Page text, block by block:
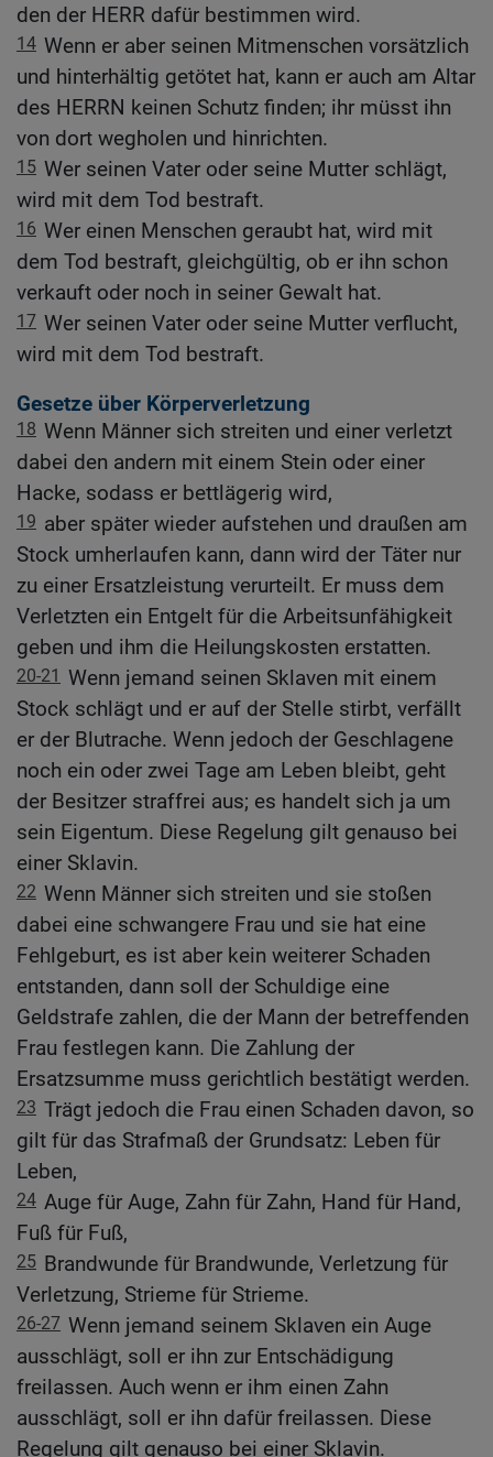
den der HERR dafür bestimmen wird.
14 Wenn er aber seinen Mitmenschen vorsätzlich
und hinterhältig getötet hat, kann er auch am Altar
des HERRN keinen Schutz finden; ihr müsst ihn
von dort wegholen und hinrichten.
15 Wer seinen Vater oder seine Mutter schlägt,
wird mit dem Tod bestraft.
16 Wer einen Menschen geraubt hat, wird mit
dem Tod bestraft, gleichgültig, ob er ihn schon
verkauft oder noch in seiner Gewalt hat.
17 Wer seinen Vater oder seine Mutter verflucht,
wird mit dem Tod bestraft.
Gesetze über Körperverletzung
18 Wenn Männer sich streiten und einer verletzt
dabei den andern mit einem Stein oder einer
Hacke, sodass er bettlägerig wird,
19 aber später wieder aufstehen und draußen am
Stock umherlaufen kann, dann wird der Täter nur
zu einer Ersatzleistung verurteilt. Er muss dem
Verletzten ein Entgelt für die Arbeitsunfähigkeit
geben und ihm die Heilungskosten erstatten.
20-21 Wenn jemand seinen Sklaven mit einem
Stock schlägt und er auf der Stelle stirbt, verfällt
er der Blutrache. Wenn jedoch der Geschlagene
noch ein oder zwei Tage am Leben bleibt, geht
der Besitzer straffrei aus; es handelt sich ja um
sein Eigentum. Diese Regelung gilt genauso bei
einer Sklavin.
22 Wenn Männer sich streiten und sie stoßen
dabei eine schwangere Frau und sie hat eine
Fehlgeburt, es ist aber kein weiterer Schaden
entstanden, dann soll der Schuldige eine
Geldstrafe zahlen, die der Mann der betreffenden
Frau festlegen kann. Die Zahlung der
Ersatzsumme muss gerichtlich bestätigt werden.
23 Trägt jedoch die Frau einen Schaden davon, so
gilt für das Strafmaß der Grundsatz: Leben für
Leben,
24 Auge für Auge, Zahn für Zahn, Hand für Hand,
Fuß für Fuß,
25 Brandwunde für Brandwunde, Verletzung für
Verletzung, Strieme für Strieme.
26-27 Wenn jemand seinem Sklaven ein Auge
ausschlägt, soll er ihn zur Entschädigung
freilassen. Auch wenn er ihm einen Zahn
ausschlägt, soll er ihn dafür freilassen. Diese
Regelung gilt genauso bei einer Sklavin.